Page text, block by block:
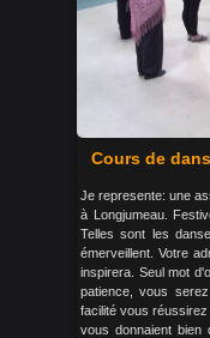
Cours de
Je represente: une
à Longjumeau.
Telles sont les
émerveillent. Votre
inspirera. Seul mot
patience, vous
facilité vous
vous donnaient